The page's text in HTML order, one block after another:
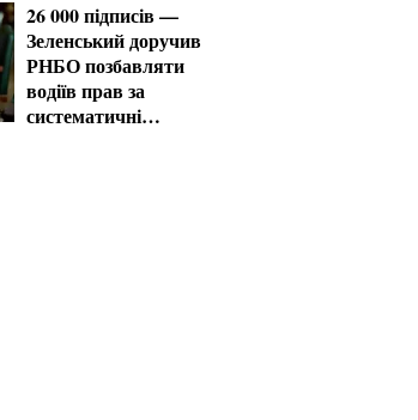
26 000 підписів —
Зеленський доручив
РНБО позбавляти
водіїв прав за
систематичні